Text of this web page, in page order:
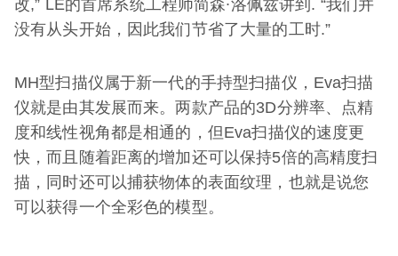
改,” LE的首席系统工程师简森∙洛佩兹讲到. “我们并
没有从头开始，因此我们节省了大量的工时.”
MH型扫描仪属于新一代的手持型扫描仪，Eva扫描
仪就是由其发展而来。两款产品的3D分辨率、点精
度和线性视角都是相通的，但Eva扫描仪的速度更
快，而且随着距离的增加还可以保持5倍的高精度扫
描，同时还可以捕获物体的表面纹理，也就是说您
可以获得一个全彩色的模型。